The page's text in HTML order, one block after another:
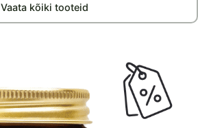
Vaata kõiki tooteid